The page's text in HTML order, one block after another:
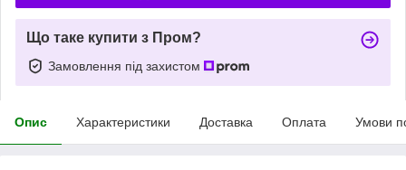
Що таке купити з Пром?
Замовлення під захистом
Опис Характеристики Доставка Оплата Умови